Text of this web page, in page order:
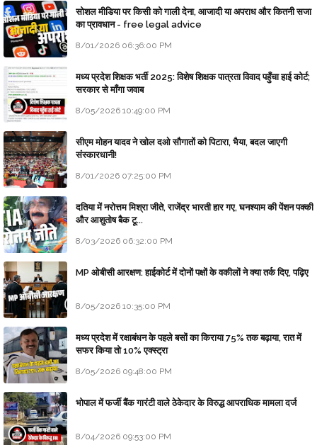
सोशल मीडिया पर किसी को गाली देना, आजादी या अपराध और कितनी सजा
का प्रावधान - free legal advice
8/01/2026 06:36:00 PM
मध्य प्रदेश शिक्षक भर्ती 2025: विशेष शिक्षक पात्रता विवाद पहुँचा हाई कोर्ट;
सरकार से माँगा जवाब
8/05/2026 10:49:00 PM
सीएम मोहन यादव ने खोल दओ सौगातों को पिटारा, भैया, बदल जाएगी
संस्कारधानी!
8/01/2026 07:25:00 PM
दतिया में नरोत्तम मिश्रा जीते, राजेंद्र भारती हार गए, घनश्याम की पेंशन पक्की
और आशुतोष बैक टू...
8/03/2026 06:32:00 PM
MP ओबीसी आरक्षण: हाईकोर्ट में दोनों पक्षों के वकीलों ने क्या तर्क दिए, पढ़िए
8/05/2026 10:35:00 PM
मध्य प्रदेश में रक्षाबंधन के पहले बसों का किराया 75% तक बढ़ाया, रात में
सफर किया तो 10% एक्स्ट्रा
8/05/2026 09:48:00 PM
भोपाल में फर्जी बैंक गारंटी वाले ठेकेदार के विरुद्ध आपराधिक मामला दर्ज
8/04/2026 09:53:00 PM